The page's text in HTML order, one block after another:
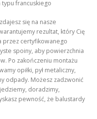
francuskiego
się na nasze
rezultat, który Cię
przez certyfikowanego
spoiny, aby powierzchnia
Po zakończeniu montażu
opiłki, pył metaliczny,
odpady. Możesz zadzwonić
doradzimy,
pewność, że balustardy